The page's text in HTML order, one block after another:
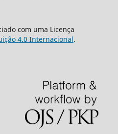
com uma Licença
4.0 Internacional.